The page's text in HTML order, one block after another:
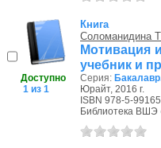
Доступно
1 из 1
Книга
Соломанидина
Мотивация
учебник и
Серия:
Юрайт, 2016 г.
ISBN 978-5-
Библиотека ВШЭ